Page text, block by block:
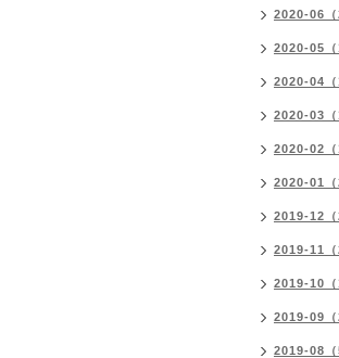
2020-06（
2020-05（
2020-04（
2020-03（
2020-02（
2020-01（
2019-12（
2019-11（
2019-10（
2019-09（
2019-08（